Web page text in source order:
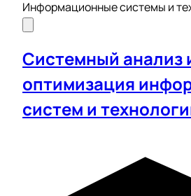
Информационные системы и
Системный анализ
оптимизация
систем и